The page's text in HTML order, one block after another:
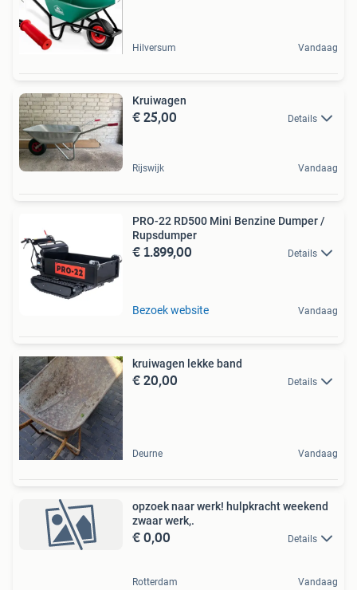
Hilversum Vandaag
Kruiwagen
€ 25,00 Details
Rijswijk Vandaag
PRO-22 RD500 Mini Benzine Dumper /
Rupsdumper
€ 1.899,00 Details
Bezoek website Vandaag
kruiwagen lekke band
€ 20,00 Details
Deurne Vandaag
opzoek naar werk! hulpkracht weekend
zwaar werk,.
€ 0,00 Details
Rotterdam Vandaag